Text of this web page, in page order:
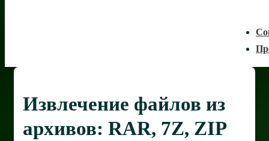
Извлечение файлов из
архивов: RAR, 7Z, ZIP